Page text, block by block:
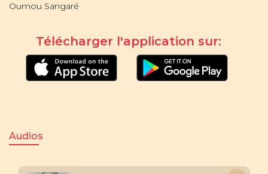
Oumou Sangaré
Télécharger l'application sur:
Audios